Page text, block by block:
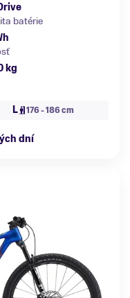
batérie
kg
L 176 - 186 cm
dní